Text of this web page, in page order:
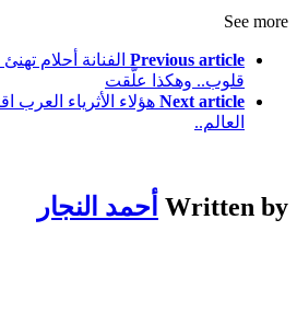
See more
Previous article الفنانة أحلام
قلوب.. وهكذا علّقت
Next article
العالم..
Written by أحمد النجار